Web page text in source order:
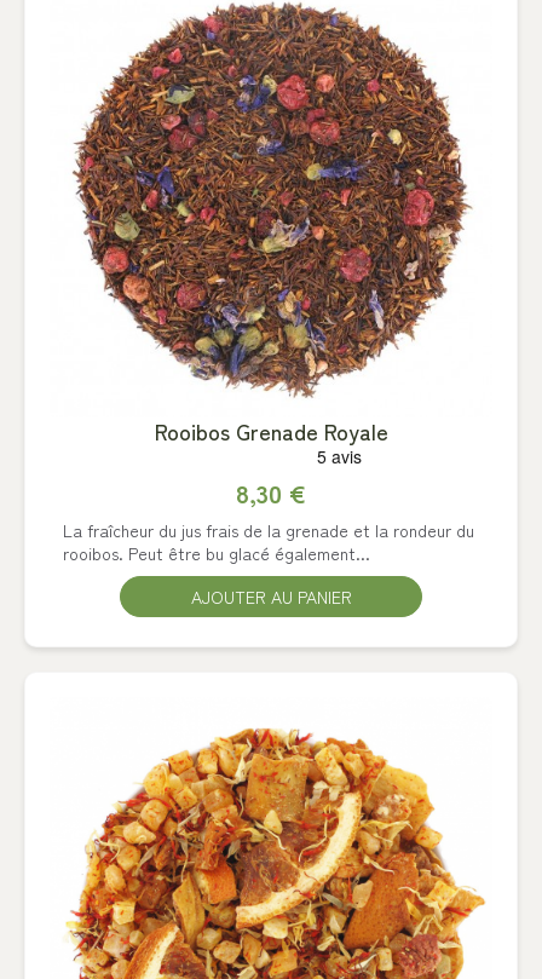
Rooibos Grenade Royale
8,30 €
La fraîcheur du jus frais de la grenade et la rondeur du
rooibos. Peut être bu glacé également...
AJOUTER AU PANIER